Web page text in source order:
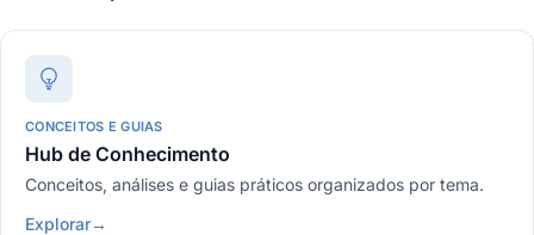
CONCEITOS E GUIAS
Hub de Conhecimento
Conceitos, análises e guias práticos organizados por tema.
Explorar→